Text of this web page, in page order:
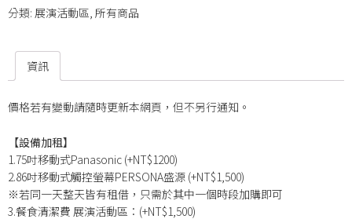
分類: 展演活動區 所有商品
資訊
價格若有變動請隨時更新本網頁，但不另行通知。
【設備加租】
1.75吋移動式Panasonic (+NT$1200)
2.86吋移動式觸控螢幕PERSONA盛源 (+NT$1,500)
※若同一天整天皆有租借，只需於其中一個時段加購即可
3.餐食清潔費 展演活動區：(+NT$1,500)